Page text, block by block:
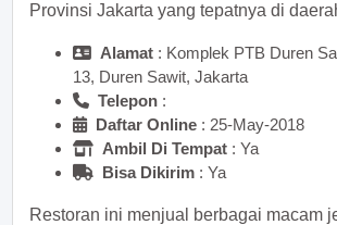
Provinsi Jakarta yang tepatnya di
Alamat : Komplek PTB Duren
13, Duren Sawit, Jakarta
Telepon :
Daftar Online : 25-May-2018
Ambil Di Tempat : Ya
Bisa Dikirim : Ya
Restoran ini menjual berbagai macam